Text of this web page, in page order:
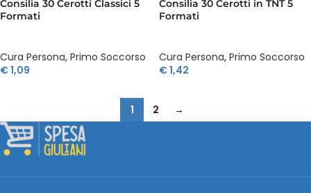
Consilia 30 Cerotti Classici 5
Formati
Cura Persona, Primo Soccorso
€1,09
Consilia 30 Cerotti in TNT 5
Formati
Cura Persona, Primo Soccorso
€1,42
1 2 →